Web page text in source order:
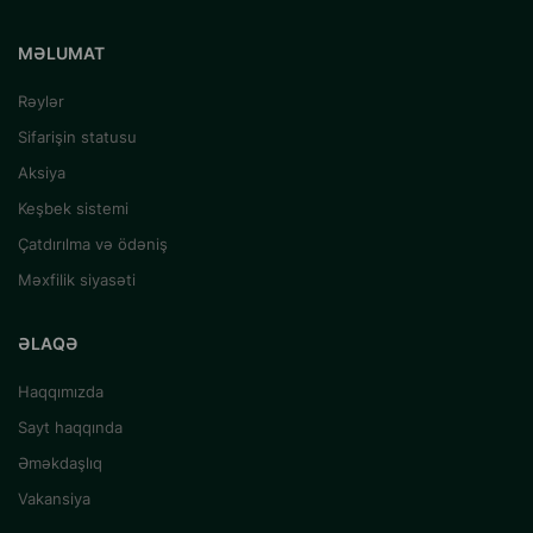
MƏLUMAT
Rəylər
Sifarişin statusu
Aksiya
Keşbek sistemi
Çatdırılma və ödəniş
Məxfilik siyasəti
ƏLAQƏ
Haqqımızda
Sayt haqqında
Əməkdaşlıq
Vakansiya